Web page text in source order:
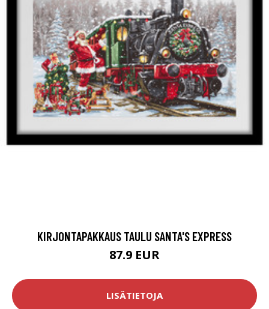
KIRJONTAPAKKAUS TAULU SANTA'S EXPRESS
87.9 EUR
LISÄTIETOJA